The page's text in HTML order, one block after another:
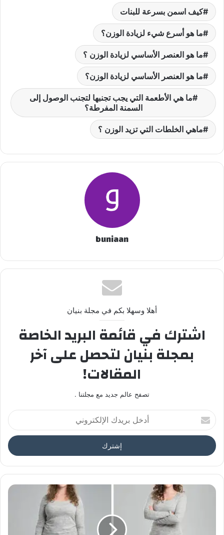
كيف اسمن بسرعة للبنات
ما هو أسرع شيء لزيادة الوزن؟
ما هو العنصر الأساسي لزيادة الوزن ؟
ما هو العنصر الأساسي لزيادة الوزن؟
ما هي الأطعمة التي يجب تجنبها لتجنب الوصول إلى
السمنة المفرطة؟
ماهي الخلطات التي تزيد الوزن ؟
buniaan
أهلا وسهلا بكم في مجلة بنيان
اشترك في قائمة البريد الخاصة
بمجلة بنيان لتحصل على آخر
المقالات!
تصفح عالم جديد مع مجلتنا .
أدخل
بريدك
الإلكتروني